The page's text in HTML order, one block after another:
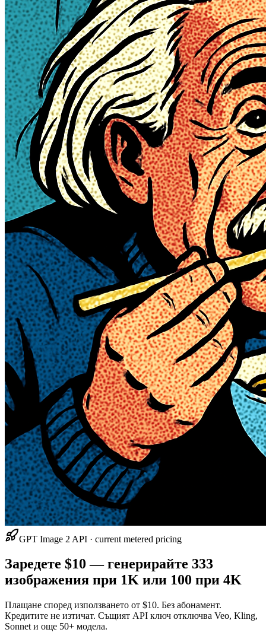
GPT Image 2 API · current metered pricing
Заредете $10 — генерирайте 333
изображения при 1K или 100 при 4K
Плащане според използването от $10. Без абонамент.
Кредитите не изтичат. Същият API ключ отключва Veo, Kling,
Sonnet и още 50+ модела.